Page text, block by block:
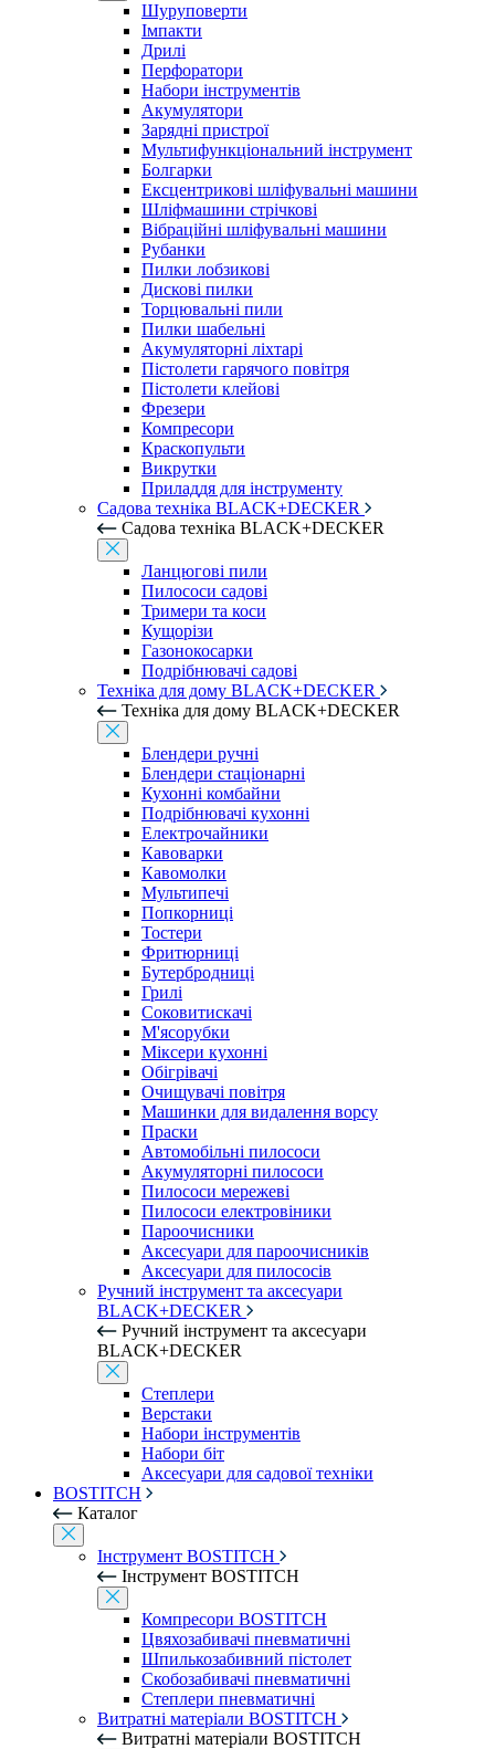
Шуруповерти
Імпакти
Дрилі
Перфоратори
Набори інструментів
Акумулятори
Зарядні пристрої
Мультифункціональний інструмент
Болгарки
Ексцентрикові шліфувальні машини
Шліфмашини стрічкові
Вібраційні шліфувальні машини
Рубанки
Пилки лобзикові
Дискові пилки
Торцювальні пили
Пилки шабельні
Акумуляторні ліхтарі
Пістолети гарячого повітря
Пістолети клейові
Фрезери
Компресори
Краскопульти
Викрутки
Приладдя для інструменту
Садова техніка BLACK+DECKER
Садова техніка BLACK+DECKER
Ланцюгові пили
Пилососи садові
Тримери та коси
Кущорізи
Газонокосарки
Подрібнювачі садові
Техніка для дому BLACK+DECKER
Техніка для дому BLACK+DECKER
Блендери ручні
Блендери стаціонарні
Кухонні комбайни
Подрібнювачі кухонні
Електрочайники
Кавоварки
Кавомолки
Мультипечі
Попкорниці
Тостери
Фритюрниці
Бутербродниці
Грилі
Соковитискачі
М'ясорубки
Міксери кухонні
Обігрівачі
Очищувачі повітря
Машинки для видалення ворсу
Праски
Автомобільні пилососи
Акумуляторні пилососи
Пилососи мережеві
Пилососи електровіники
Пароочисники
Аксесуари для пароочисників
Аксесуари для пилососів
Ручний інструмент та аксесуари
BLACK+DECKER
Ручний інструмент та аксесуари
BLACK+DECKER
Степлери
Верстаки
Набори інструментів
Набори біт
Аксесуари для садової техніки
BOSTITCH
Каталог
Інструмент BOSTITCH
Інструмент BOSTITCH
Компресори BOSTITCH
Цвяхозабивачі пневматичні
Шпилькозабивний пістолет
Скобозабивачі пневматичні
Степлери пневматичні
Витратні матеріали BOSTITCH
Витратні матеріали BOSTITCH